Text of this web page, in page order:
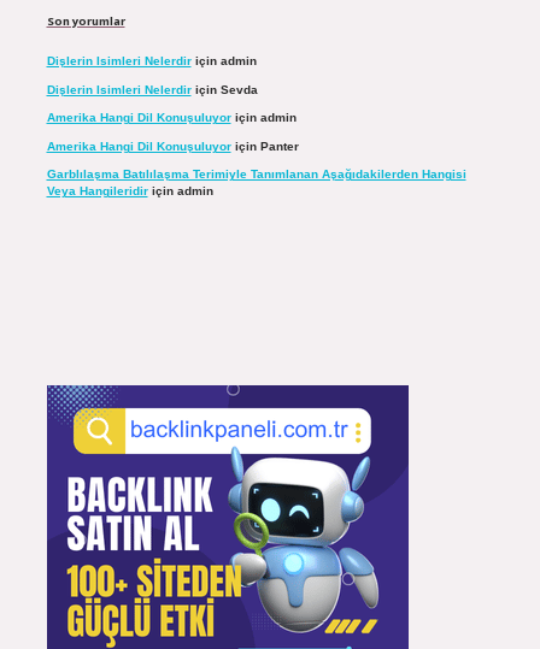
Son yorumlar
Dişlerin Isimleri Nelerdiriçin admin
Dişlerin Isimleri Nelerdiriçin Sevda
Amerika Hangi Dil Konuşuluyoriçin admin
Amerika Hangi Dil Konuşuluyoriçin Panter
Garblılaşma Batılılaşma Terimiyle Tanımlanan Aşağıdakilerden Hangisi
Veya Hangileridiriçin admin